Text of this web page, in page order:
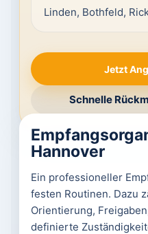
Linden, Bothfeld,
Jetzt
Schnelle
Hannover
Ein professioneller
festen Routinen. Dazu
Orientierung,
definierte